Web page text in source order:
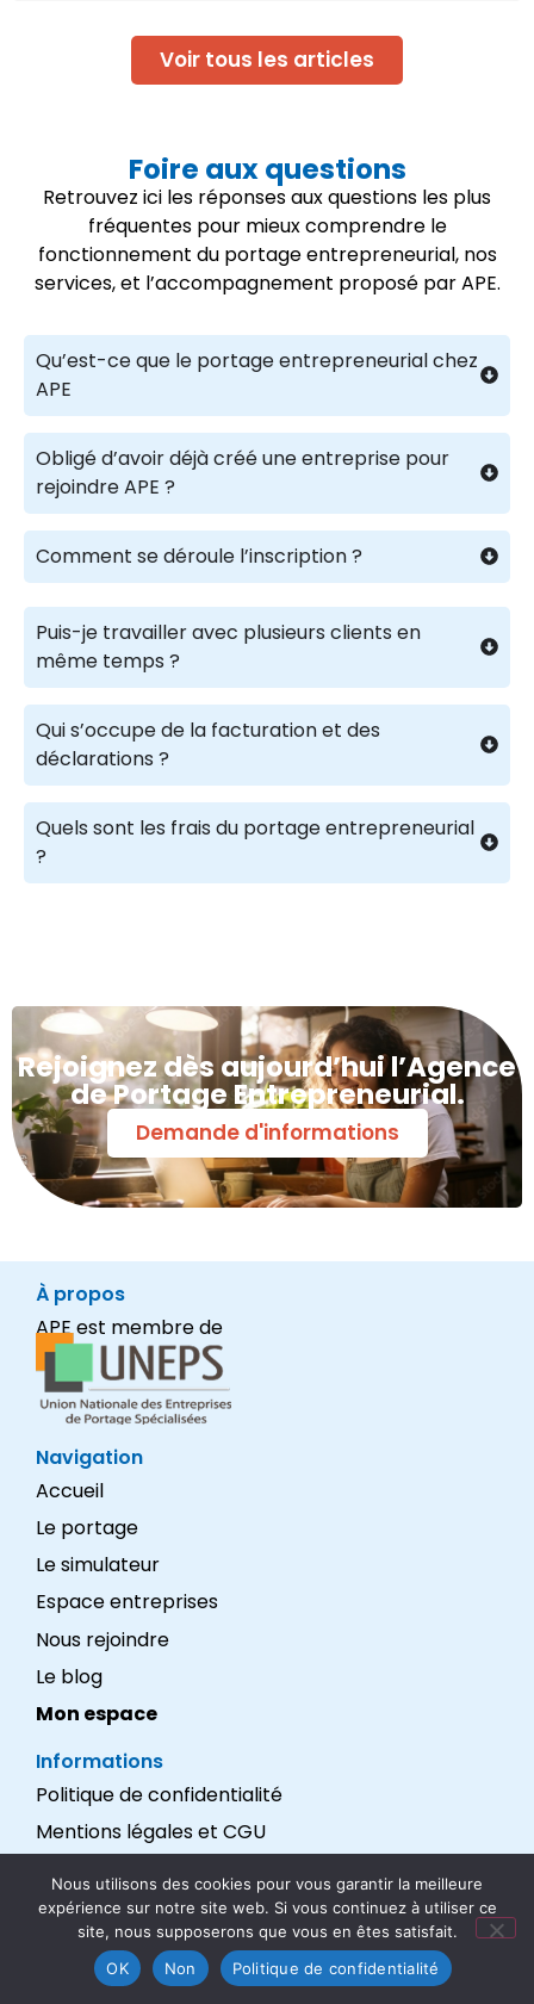
Voir tous les articles
Foire aux questions
Retrouvez ici les réponses aux questions les plus
fréquentes pour mieux comprendre le
fonctionnement du portage entrepreneurial, nos
services, et l’accompagnement proposé par APE.
Qu’est-ce que le portage entrepreneurial chez
APE
Obligé d’avoir déjà créé une entreprise pour
rejoindre APE ?
Comment se déroule l’inscription ?
Puis-je travailler avec plusieurs clients en
même temps ?
Qui s’occupe de la facturation et des
déclarations ?
Quels sont les frais du portage entrepreneurial
?
Rejoignez dès aujourd’hui l’Agence
de Portage Entrepreneurial.
Demande d'informations
À propos
APE est membre de
Navigation
Accueil
Le portage
Le simulateur
Espace entreprises
Nous rejoindre
Le blog
Mon espace
Informations
Politique de confidentialité
Mentions légales et CGU
Nous suivre
Nous utilisons des cookies pour vous garantir la meilleure
expérience sur notre site web. Si vous continuez à utiliser ce
site, nous supposerons que vous en êtes satisfait.
OK
Non Politique de confidentialité